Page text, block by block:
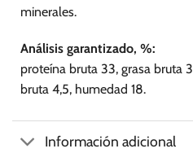
minerales.
Análisis garantizado, %:
proteína bruta 33, grasa bruta
bruta 4,5, humedad 18.
Información adicional